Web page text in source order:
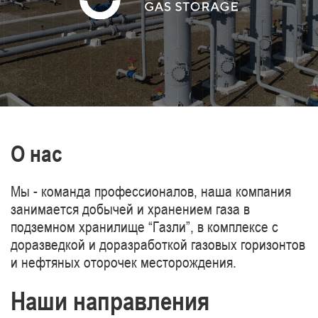
газопроводов Туркменистан-Китай.
О нас
Мы - команда профессионалов, наша компания
занимается добычей и хранением газа в
подземном хранилище “Газли”, в комплексе с
доразведкой и доразработкой газовых горизонтов
и нефтяных оторочек месторождения.
Наши направления